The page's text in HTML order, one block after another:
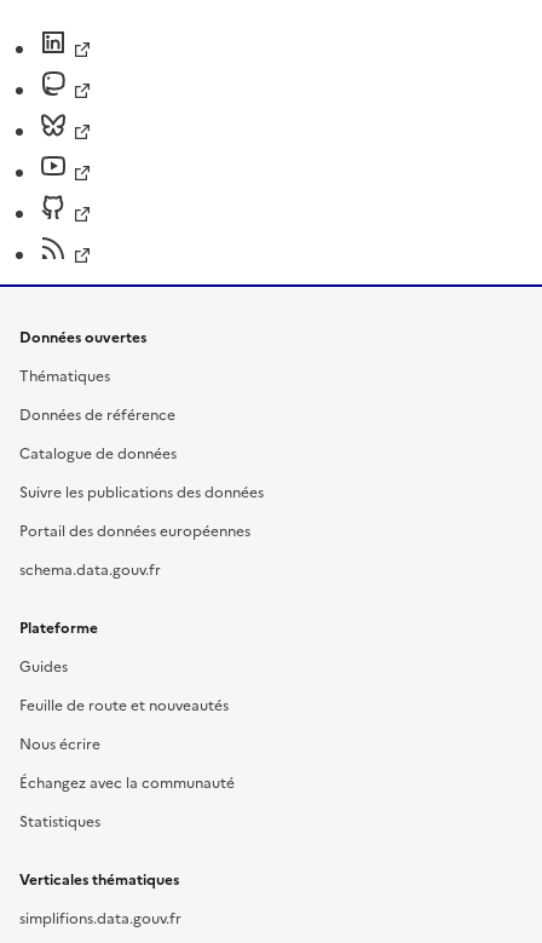
Données ouvertes
Thématiques
Données de référence
Catalogue de données
Suivre les publications des données
Portail des données européennes
schema.data.gouv.fr
Plateforme
Guides
Feuille de route et nouveautés
Nous écrire
Échangez avec la communauté
Statistiques
Verticales thématiques
simplifions.data.gouv.fr